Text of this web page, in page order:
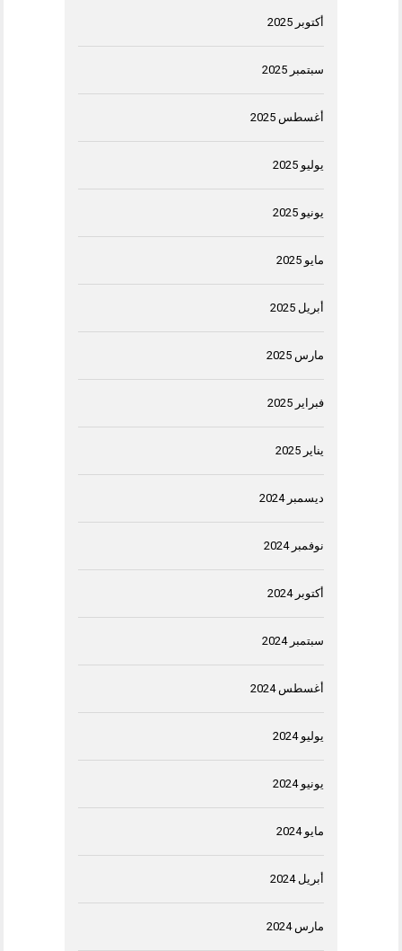
أكتوبر 2025
سبتمبر 2025
أغسطس 2025
يوليو 2025
يونيو 2025
مايو 2025
أبريل 2025
مارس 2025
فبراير 2025
يناير 2025
ديسمبر 2024
نوفمبر 2024
أكتوبر 2024
سبتمبر 2024
أغسطس 2024
يوليو 2024
يونيو 2024
مايو 2024
أبريل 2024
مارس 2024